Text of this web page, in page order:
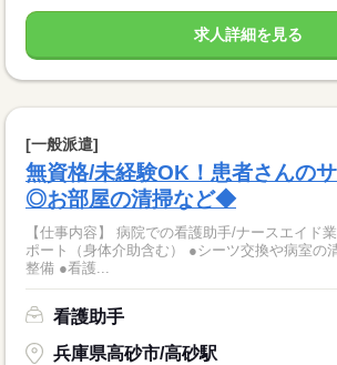
求人詳細を見る
[一般派遣]
無資格/未経験OK！患者さんの
◎お部屋の清掃など◆
【仕事内容】 病院での看護助手/ナースエイド業務 ●入院患者様
ポート（身体介助含む） ●シーツ交換や病室の
整備 ●看護...
看護助手
兵庫県高砂市/高砂駅